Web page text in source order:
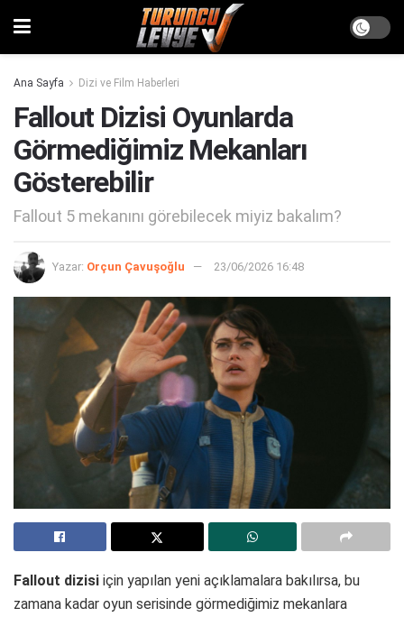
Ana Sayfa Dizi ve Film Haberleri
Fallout Dizisi Oyunlarda
Görmediğimiz Mekanları
Gösterebilir
Fallout 5 mekanını görebilecek miyiz bakalım?
Yazar: Orçun Çavuşoğlu 23/06/2026 16:48
Fallout dizisi için yapılan yeni açıklamalara bakılırsa, bu
zamana kadar oyun serisinde görmediğimiz mekanlara